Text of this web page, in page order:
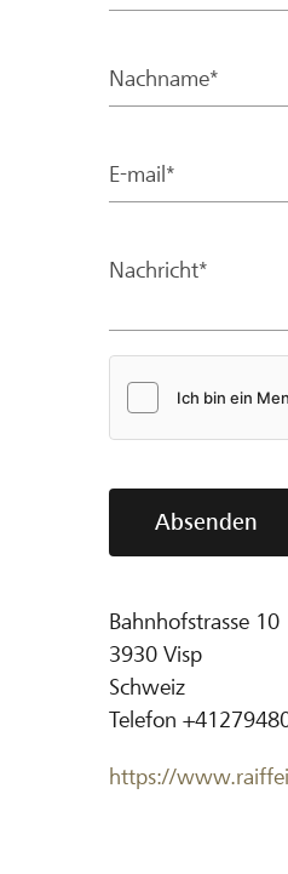
Nachname*
E-mail*
Nachricht*
Absenden
Bahnhofstrasse 10
3930 Visp
Schweiz
Telefon
https://